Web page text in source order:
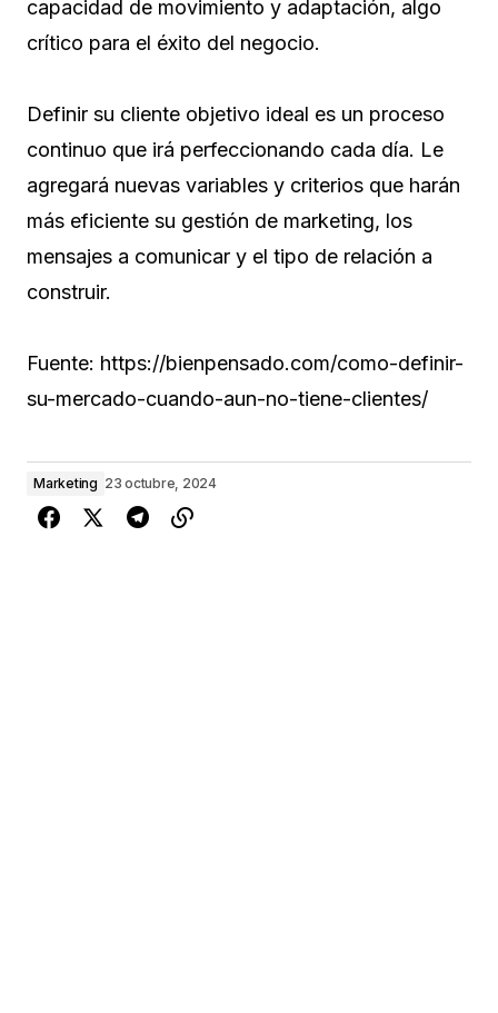
capacidad de movimiento y adaptación, algo
crítico para el éxito del negocio.
Definir su cliente objetivo ideal es un proceso
continuo que irá perfeccionando cada día. Le
agregará nuevas variables y criterios que harán
más eficiente su gestión de marketing, los
mensajes a comunicar y el tipo de relación a
construir.
Fuente: https://bienpensado.com/como-definir-
su-mercado-cuando-aun-no-tiene-clientes/
Marketing 23 octubre, 2024